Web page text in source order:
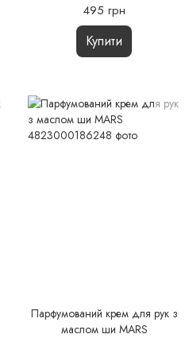
495 грн
Купити
Парфумований крем для рук з
маслом ши MARS